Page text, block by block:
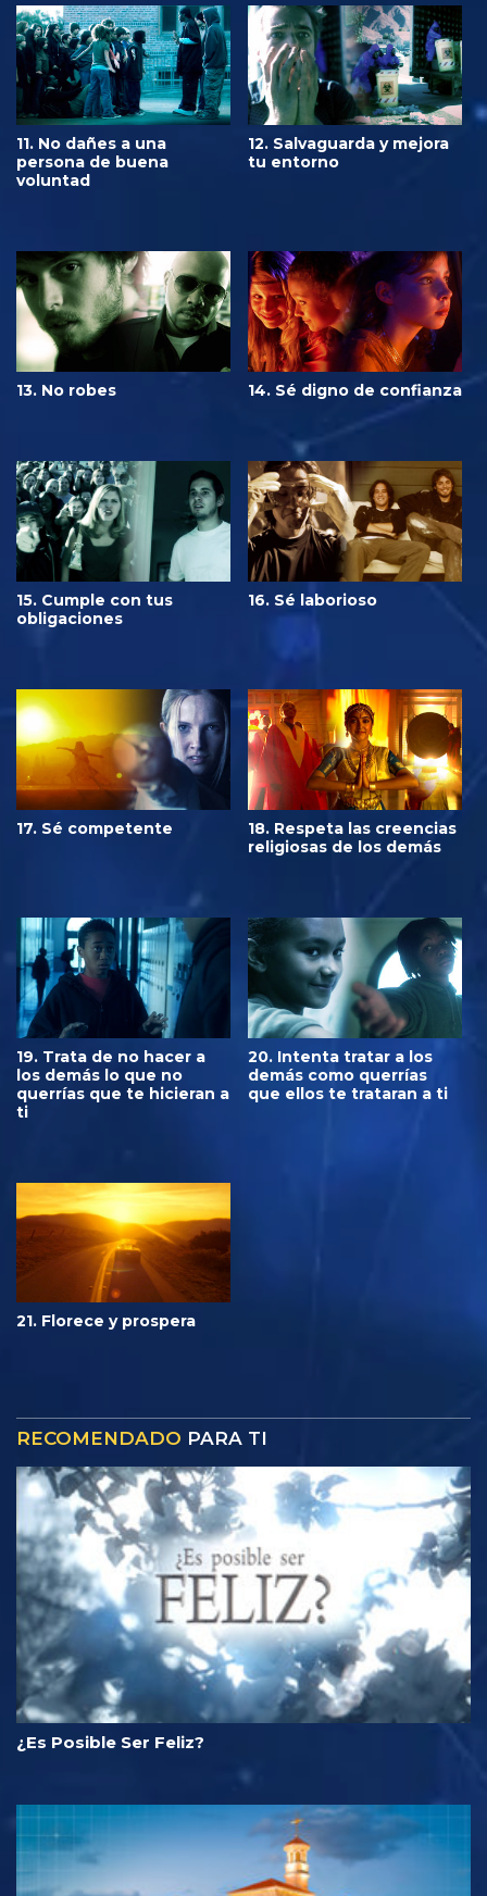
11. No dañes a una
persona de buena
voluntad
12. Salvaguarda y mejora
tu entorno
13. No robes 14. Sé digno de confianza
15. Cumple con tus
obligaciones
16. Sé laborioso
17. Sé competente
18. Respeta las creencias
religiosas de los demás
19. Trata de no hacer a
los demás lo que no
querrías que te hicieran a
ti
20. Intenta tratar a los
demás como querrías
que ellos te trataran a ti
21. Florece y prospera
RECOMENDADO PARA TI
¿Es Posible Ser Feliz?